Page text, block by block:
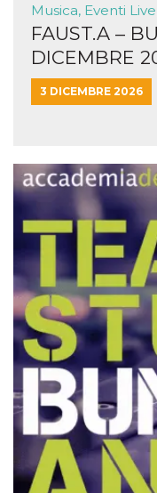
Musica, Eventi
FAUST.A –
DICEMBRE
3 DICEMBRE 2026